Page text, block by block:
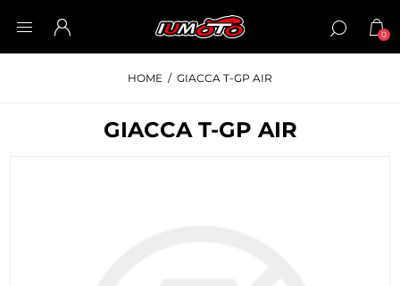
0
HOME / GIACCA T-GP AIR
GIACCA T-GP AIR